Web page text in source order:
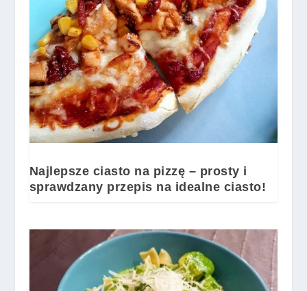
Najlepsze ciasto na pizzę – prosty i
sprawdzany przepis na idealne ciasto!